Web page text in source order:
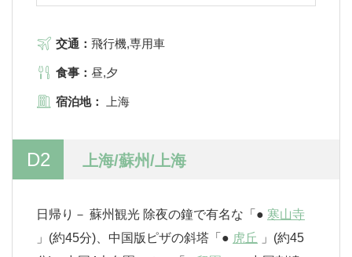
交通： 飛行機,専用車
食事： 昼,夕
宿泊地： 上海
D2 上海/蘇州/上海
日帰り－ 蘇州観光 除夜の鐘で有名な「● 寒山寺
」(約45分)、中国版ピザの斜塔「● 虎丘
」(約45